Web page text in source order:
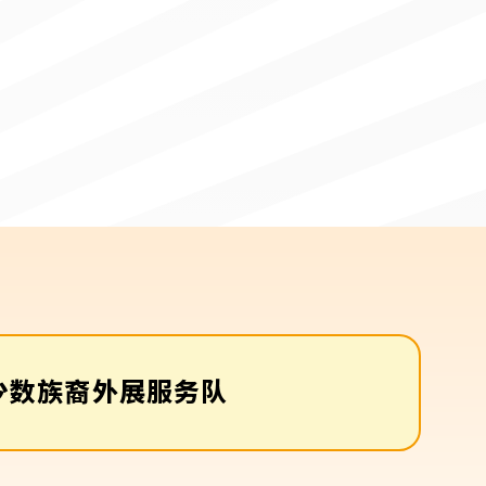
数族裔外展服务队